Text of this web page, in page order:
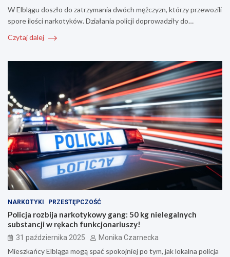
W Elblągu doszło do zatrzymania dwóch mężczyzn, którzy przewozili
spore ilości narkotyków. Działania policji doprowadziły do…
Czytaj dalej
NARKOTYKI PRZESTĘPCZOŚĆ
Policja rozbija narkotykowy gang: 50 kg nielegalnych
substancji w rękach funkcjonariuszy!
31 października 2025 Monika Czarnecka
Mieszkańcy Elbląga mogą spać spokojniej po tym, jak lokalna policja